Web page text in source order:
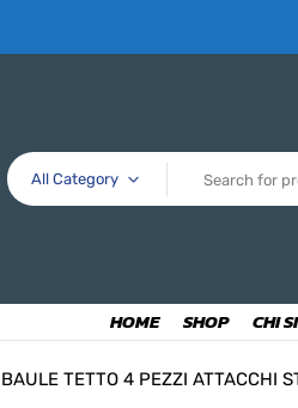
All Category
HOME SHOP CHI
TETTO 4 PEZZI ATTACCHI